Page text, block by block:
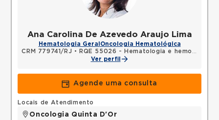
Ana Carolina De Azevedo Araujo Lima
Hematologia Geral Oncologia Hematológica
CRM 779741/RJ •
RQE 55026 - Hematologia e hemoterapia
Ver perfil
Agende uma consulta
Locais de Atendimento
Oncologia Quinta D'Or